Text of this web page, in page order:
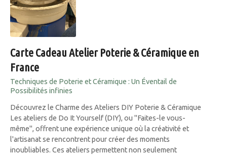
Carte Cadeau Atelier Poterie & Céramique en
France
Techniques de Poterie et Céramique : Un Éventail de
Possibilités infinies
Découvrez le Charme des Ateliers DIY Poterie & Céramique
Les ateliers de Do It Yourself (DIY), ou "Faites-le vous-
même", offrent une expérience unique où la créativité et
l'artisanat se rencontrent pour créer des moments
inoubliables. Ces ateliers permettent non seulement